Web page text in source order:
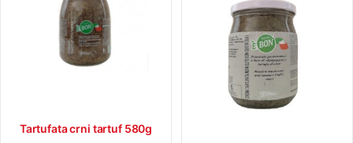
Tartufata crni tartuf 580g